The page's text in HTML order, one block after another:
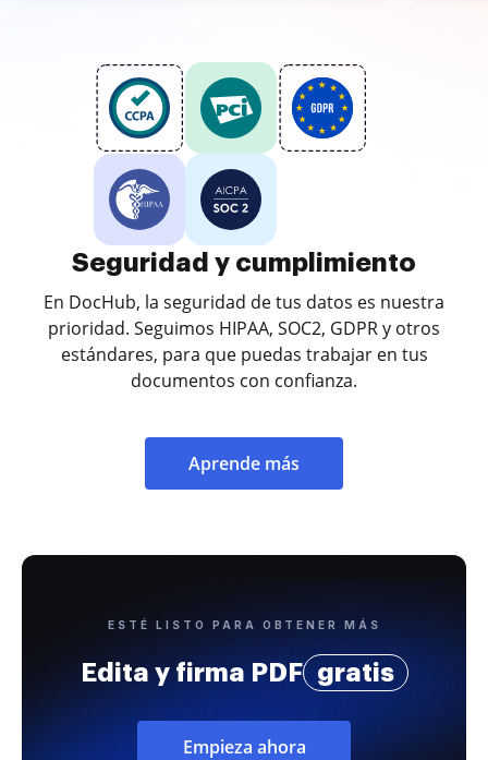
Seguridad y cumplimiento
En DocHub, la seguridad de tus datos es nuestra
prioridad. Seguimos HIPAA, SOC2, GDPR y otros
estándares, para que puedas trabajar en tus
documentos con confianza.
Aprende más
ESTÉ LISTO PARA OBTENER MÁS
Edita y firma PDF gratis
Empieza ahora